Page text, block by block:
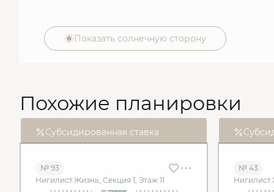
Показать солнечную сторону
Похожие планировки
Субсидированная ставка
№ 93
Нигилист.Жизнь, Секция 1, Этаж 11
№ 43